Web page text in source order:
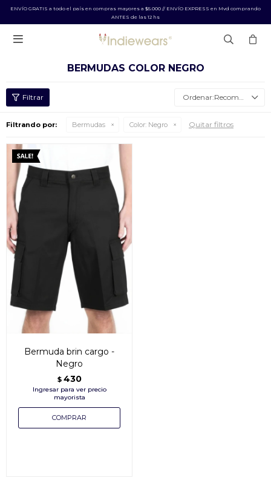
ENVÍO GRATIS a todo el país en compras mayores a $5.000 // ENVÍO EXPRESS en Mvd comprando
ANTES de las 12 hs

BERMUDAS COLOR NEGRO
Recomendados
Filtrando por: Bermudas Color: Negro Quitar filtros
Bermuda brin cargo -
Negro
$ 430